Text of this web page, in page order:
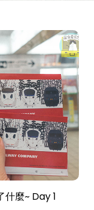
什麼~ Day 1